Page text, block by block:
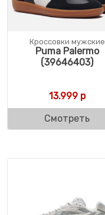
Кроссовки мужские
Puma Palermo
(39646403)
13.999р
Смотреть